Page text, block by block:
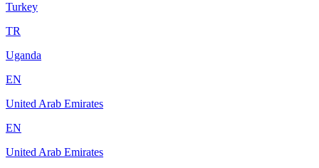
Turkey
TR
Uganda
EN
United Arab Emirates
EN
United Arab Emirates